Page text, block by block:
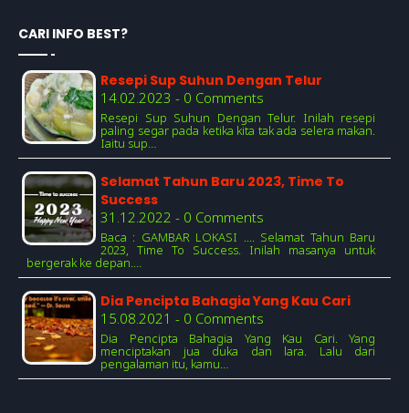
CARI INFO BEST?
Resepi Sup Suhun Dengan Telur
14.02.2023 - 0 Comments
Resepi Sup Suhun Dengan Telur. Inilah resepi
paling segar pada ketika kita tak ada selera makan.
Iaitu sup…
Selamat Tahun Baru 2023, Time To
Success
31.12.2022 - 0 Comments
Baca : GAMBAR LOKASI .... Selamat Tahun Baru
2023, Time To Success. Inilah masanya untuk
bergerak ke depan.…
Dia Pencipta Bahagia Yang Kau Cari
15.08.2021 - 0 Comments
Dia Pencipta Bahagia Yang Kau Cari. Yang
menciptakan jua duka dan lara. Lalu dari
pengalaman itu, kamu…